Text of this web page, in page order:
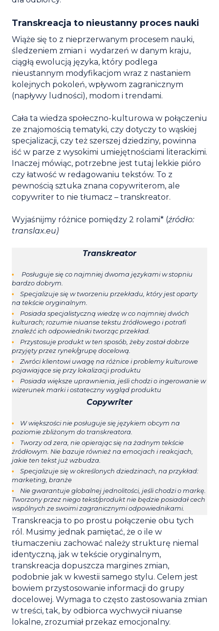
Transkreacja to nieustanny proces nauki
Wiąże się to z nieprzerwanym procesem nauki,
śledzeniem zmian i wydarzeń w danym kraju,
ciągłą ewolucją języka, który podlega
nieustannym modyfikacjom wraz z nastaniem
kolejnych pokoleń, wpływom zagranicznym
(napływy ludności), modom i trendami.
Cała ta wiedza społeczno-kulturowa w połączeniu
ze znajomością tematyki, czy dotyczy to wąskiej
specjalizacji, czy też szerszej dziedziny, powinna
iść w parze z wysokimi umiejętnościami literackimi.
Inaczej mówiąc, potrzebne jest tutaj lekkie pióro
czy łatwość w redagowaniu tekstów. To z
pewnością sztuka znana copywriterom, ale
copywriter to nie tłumacz – transkreator.
Wyjaśnijmy różnice pomiędzy 2 rolami* (źródło:
translax.eu)
Transkreator
Posługuje się co najmniej dwoma językami w stopniu
bardzo dobrym.
Specjalizuje się w tworzeniu przekładu, który jest oparty
na tekście oryginalnym.
Posiada specjalistyczną wiedzę w co najmniej dwóch
kulturach; rozumie niuanse tekstu źródłowego i potrafi
znaleźć ich odpowiedniki tworząc przekład.
Przystosuje produkt w ten sposób, żeby został dobrze
przyjęty przez rynek/grupę docelową.
Zwróci klientowi uwagę na różnice i problemy kulturowe
pojawiające się przy lokalizacji produktu
Posiada większe uprawnienia, jeśli chodzi o ingerowanie w
wizerunek marki i ostateczny wygląd produktu
Copywriter
W większości nie posługuje się językiem obcym na
poziomie zbliżonym do transkreatora.
Tworzy od zera, nie opierając się na żadnym tekście
źródłowym. Nie bazuje również na emocjach i reakcjach,
jakie ten tekst już wzbudza.
Specjalizuje się w określonych dziedzinach, na przykład:
marketing, branże
Nie gwarantuje globalnej jednolitości, jeśli chodzi o markę.
Tworzony przez niego tekst/produkt nie będzie posiadał cech
wspólnych ze swoimi zagranicznymi odpowiednikami.
Transkreacja to po prostu połączenie obu tych
ról. Musimy jednak pamiętać, że o ile w
tłumaczeniu zachować należy strukturę niemal
identyczną, jak w tekście oryginalnym,
transkreacja dopuszcza margines zmian,
podobnie jak w kwestii samego stylu. Celem jest
bowiem przystosowanie informacji do grupy
docelowej. Wymaga to często zastosowania zmian
w treści, tak, by odbiorca wychwycił niuanse
lokalne, zrozumiał przekaz emocjonalny.